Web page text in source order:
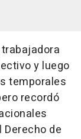
trabajadora
y luego
temporales
recordó
de